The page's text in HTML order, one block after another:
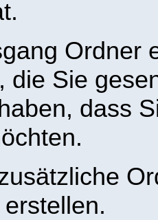
Ordner
die Sie
dass